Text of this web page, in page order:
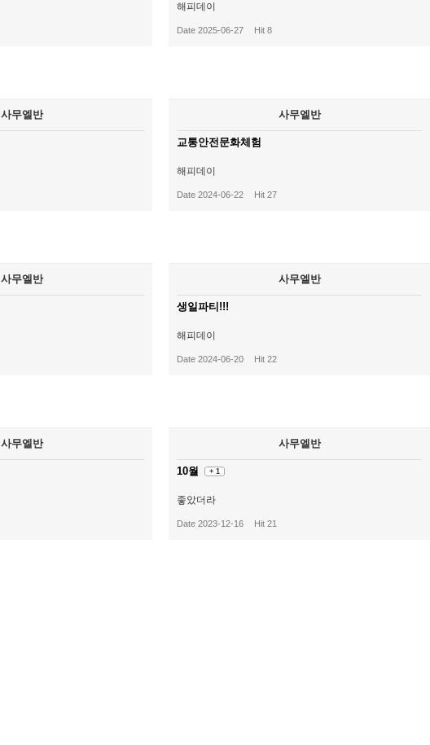
해피데이
Date 2025-06-27 Hit 8
사무엘반 사무엘반
교통안전문화체험
해피데이
Date 2024-06-22 Hit 27
사무엘반 사무엘반
생일파티!!!
해피데이
Date 2024-06-20 Hit 22
사무엘반 사무엘반
10월 + 1
좋았더라
Date 2023-12-16 Hit 21